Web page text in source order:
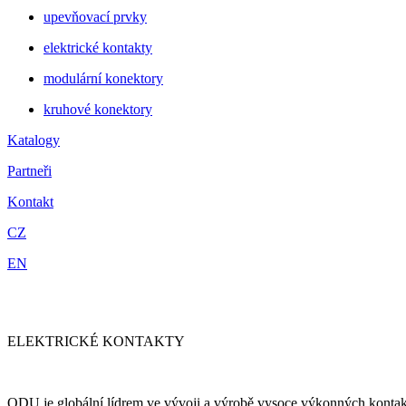
upevňovací prvky
elektrické kontakty
modulární konektory
kruhové konektory
Katalogy
Partneři
Kontakt
CZ
EN
ELEKTRICKÉ KONTAKTY
ODU je globální lídrem ve vývoji a výrobě vysoce výkonných